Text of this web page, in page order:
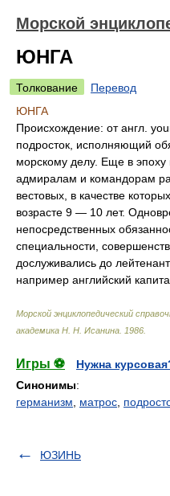
Морской
ЮНГА
Толкование
Перевод
ЮНГА
Происхождение: от англ.
подросток, исполняющий
морскому делу. Еще в эпоху
адмиралам и командорам
вестовых, в качестве
возрасте 9 — 10 лет.
непосредственных
специальности,
дослуживались до
например английский
Морской энциклопедический
академика Н. Н. Исанина 1986
Игры ⚽
Нужна
Синонимы:
германизм
матрос
ЮЗИНЬ